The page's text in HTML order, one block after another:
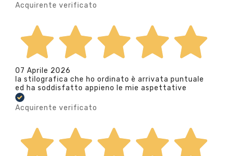
Acquirente verificato
07 Aprile 2026
la stilografica che ho ordinato è arrivata puntuale
ed ha soddisfatto appieno le mie aspettative
Acquirente verificato